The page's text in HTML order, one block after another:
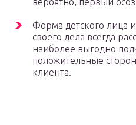
Форма детского лица
своего дела всегда
наиболее выгодно
положительные
клиента.